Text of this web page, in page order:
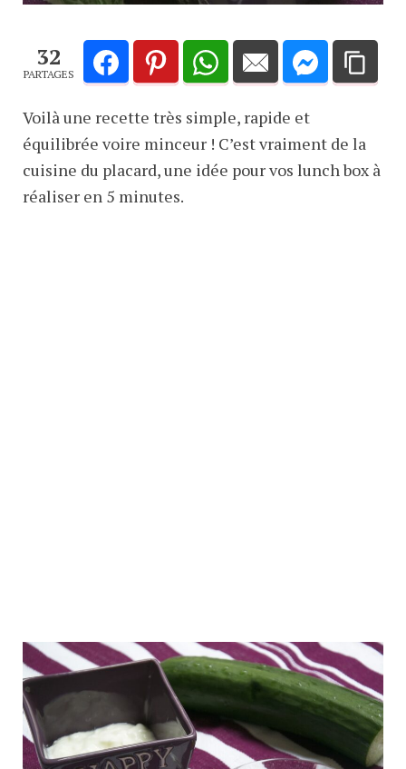
32
PARTAGES
Voilà une recette très simple, rapide et
équilibrée voire minceur ! C’est vraiment de la
cuisine du placard, une idée pour vos lunch box à
réaliser en 5 minutes.